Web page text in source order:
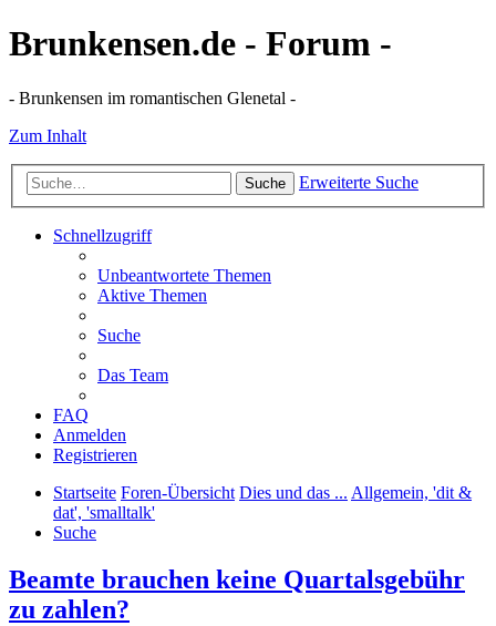
Brunkensen.de - Forum -
- Brunkensen im romantischen Glenetal -
Zum Inhalt
Suche Erweiterte Suche
Schnellzugriff
Unbeantwortete Themen
Aktive Themen
Suche
Das Team
FAQ
Anmelden
Registrieren
Startseite Foren-Übersicht Dies und das ... Allgemein, 'dit &
dat', 'smalltalk'
Suche
Beamte brauchen keine Quartalsgebühr
zu zahlen?